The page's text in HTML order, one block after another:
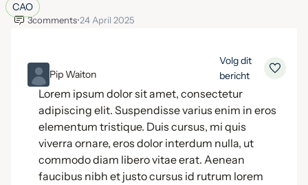
CAO
3comments•24 April 2025
ML Pip Waiton
Volg dit
bericht
Lorem ipsum dolor sit amet, consectetur
adipiscing elit. Suspendisse varius enim in eros
elementum tristique. Duis cursus, mi quis
viverra ornare, eros dolor interdum nulla, ut
commodo diam libero vitae erat. Aenean
faucibus nibh et justo cursus id rutrum lorem